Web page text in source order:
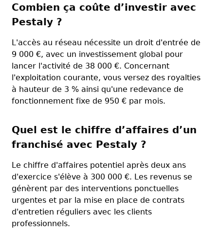
Combien ça coûte d’investir avec
Pestaly ?
L'accès au réseau nécessite un droit d'entrée de
9 000 €, avec un investissement global pour
lancer l'activité de 38 000 €. Concernant
l'exploitation courante, vous versez des royalties
à hauteur de 3 % ainsi qu'une redevance de
fonctionnement fixe de 950 € par mois.
Quel est le chiffre d’affaires d’un
franchisé avec Pestaly ?
Le chiffre d'affaires potentiel après deux ans
d'exercice s'élève à 300 000 €. Les revenus se
génèrent par des interventions ponctuelles
urgentes et par la mise en place de contrats
d'entretien réguliers avec les clients
professionnels.